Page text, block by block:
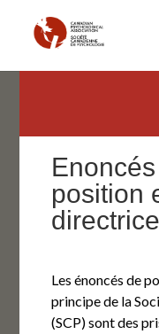
contenu
position
Les énoncés de
principe de la
(SCP) sont des